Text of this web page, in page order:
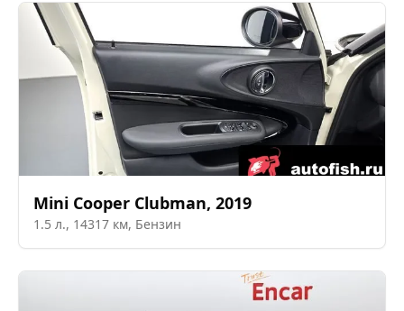
Mini Cooper Clubman, 2019
1.5 л., 14317 км, Бензин